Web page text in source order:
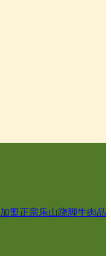
加盟正宗乐山跷脚牛肉品